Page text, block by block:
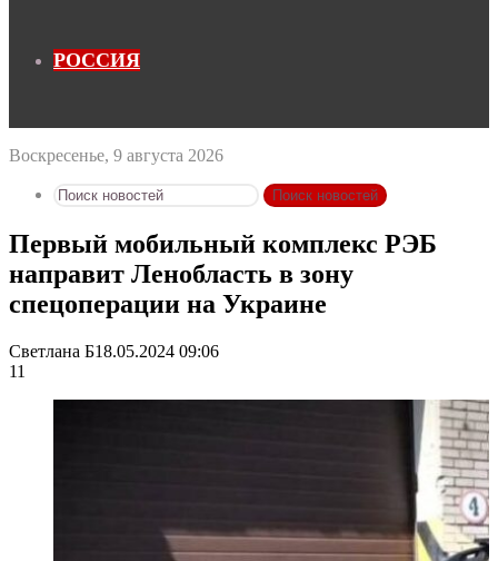
РОССИЯ
Воскресенье, 9 августа 2026
Поиск новостей
Первый мобильный комплекс РЭБ
направит Ленобласть в зону
спецоперации на Украине
Светлана Б18.05.2024 09:06
11